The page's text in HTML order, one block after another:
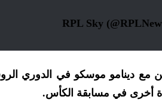
مع دينامو موسكو في الدوري
أخرى في مسابقة الكأس.